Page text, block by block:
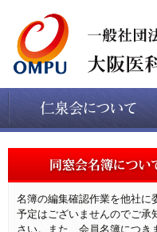
名簿の編集確認作業を他社に
予定はございませんのでご承
さい。また、会員名簿につき